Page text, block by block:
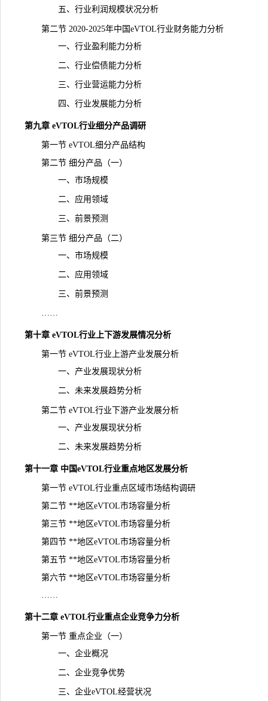
五、行业利润规模状况分析
第二节 2020-2025年中国eVTOL行业财务能力分析
一、行业盈利能力分析
二、行业偿债能力分析
三、行业营运能力分析
四、行业发展能力分析
第九章 eVTOL行业细分产品调研
第一节 eVTOL细分产品结构
第二节 细分产品（一）
一、市场规模
二、应用领域
三、前景预测
第三节 细分产品（二）
一、市场规模
二、应用领域
三、前景预测
……
第十章 eVTOL行业上下游发展情况分析
第一节 eVTOL行业上游产业发展分析
一、产业发展现状分析
二、未来发展趋势分析
第二节 eVTOL行业下游产业发展分析
一、产业发展现状分析
二、未来发展趋势分析
第十一章 中国eVTOL行业重点地区发展分析
第一节 eVTOL行业重点区域市场结构调研
第二节 **地区eVTOL市场容量分析
第三节 **地区eVTOL市场容量分析
第四节 **地区eVTOL市场容量分析
第五节 **地区eVTOL市场容量分析
第六节 **地区eVTOL市场容量分析
……
第十二章 eVTOL行业重点企业竞争力分析
第一节 重点企业（一）
一、企业概况
二、企业竞争优势
三、企业eVTOL经营状况